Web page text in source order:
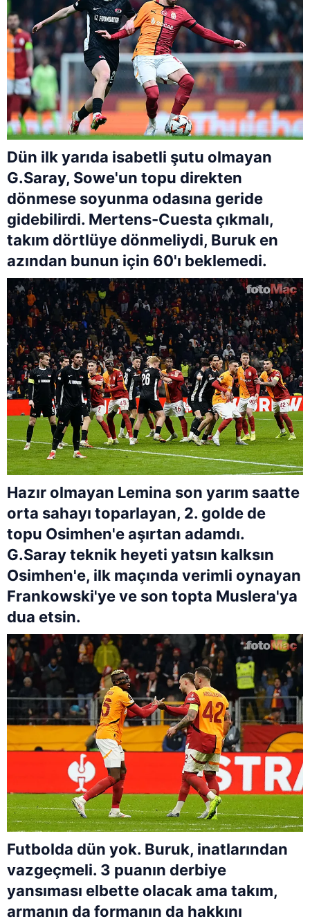
Dün ilk yarıda isabetli şutu olmayan
G.Saray, Sowe'un topu direkten
dönmese soyunma odasına geride
gidebilirdi. Mertens-Cuesta çıkmalı,
takım dörtlüye dönmeliydi, Buruk en
azından bunun için 60'ı beklemedi.
Hazır olmayan Lemina son yarım saatte
orta sahayı toparlayan, 2. golde de
topu Osimhen'e aşırtan adamdı.
G.Saray teknik heyeti yatsın kalksın
Osimhen'e, ilk maçında verimli oynayan
Frankowski'ye ve son topta Muslera'ya
dua etsin.
Futbolda dün yok. Buruk, inatlarından
vazgeçmeli. 3 puanın derbiye
yansıması elbette olacak ama takım,
armanın da formanın da hakkını